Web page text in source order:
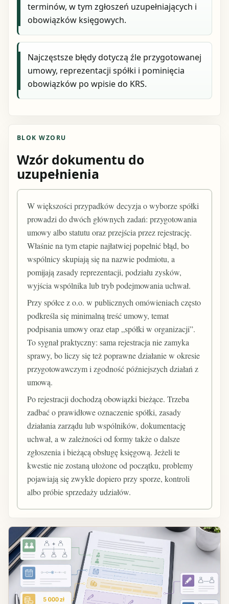
terminów, w tym zgłoszeń uzupełniających i
obowiązków księgowych.
Najczęstsze błędy dotyczą źle przygotowanej
umowy, reprezentacji spółki i pominięcia
obowiązków po wpisie do KRS.
BLOK WZORU
Wzór dokumentu do
uzupełnienia
W większości przypadków decyzja o wyborze spółki
prowadzi do dwóch głównych zadań: przygotowania
umowy albo statutu oraz przejścia przez rejestrację.
Właśnie na tym etapie najłatwiej popełnić błąd, bo
wspólnicy skupiają się na nazwie podmiotu, a
pomijają zasady reprezentacji, podziału zysków,
wyjścia wspólnika lub tryb podejmowania uchwał.
Przy spółce z o.o. w publicznych omówieniach często
podkreśla się minimalną treść umowy, temat
podpisania umowy oraz etap „spółki w organizacji”.
To sygnał praktyczny: sama rejestracja nie zamyka
sprawy, bo liczy się też poprawne działanie w okresie
przygotowawczym i zgodność późniejszych działań z
umową.
Po rejestracji dochodzą obowiązki bieżące. Trzeba
zadbać o prawidłowe oznaczenie spółki, zasady
działania zarządu lub wspólników, dokumentację
uchwał, a w zależności od formy także o dalsze
zgłoszenia i bieżącą obsługę księgową. Jeżeli te
kwestie nie zostaną ułożone od początku, problemy
pojawiają się zwykle dopiero przy sporze, kontroli
albo próbie sprzedaży udziałów.